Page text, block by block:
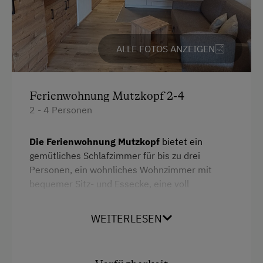
Tischtennis
Wandern
Wintersport
Küche
Küchenausstattung
Kühlschrank
Tisch mit Lampe
Wlan
Ausziehcouch
Doppelbett (Kingsize)
ALLE FOTOS ANZEIGEN
Ferienwohnung Mutzkopf 2-4
2 - 4 Personen
Die Ferienwohnung Mutzkopf bietet ein
gemütliches Schlafzimmer für bis zu drei
Personen, ein wohnliches Wohnzimmer mit
bequemer Sitz- und Essecke, eine voll
integriertes Badezimmer mit Dusche/WC. Zur
Ausstattung gehören außerdem TV, WLAN und
WEITERLESEN